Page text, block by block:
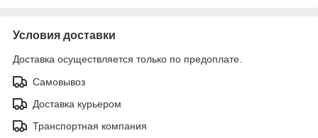
Условия доставки
Доставка осуществляется только по предоплате.
Самовывоз
Доставка курьером
Транспортная компания